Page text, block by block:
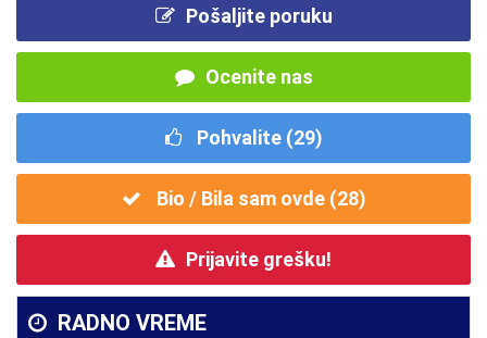
Pošaljite poruku
Ocenite nas
Pohvalite (29)
Bio / Bila sam ovde (28)
Prijavite grešku!
RADNO VREME